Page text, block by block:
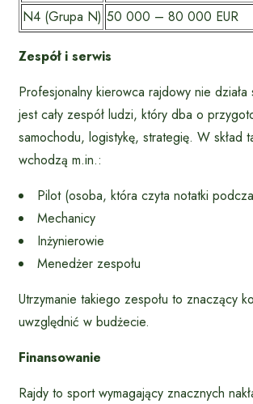
N4 (Grupa N) 50 000 – 80 000 EUR
Zespół i serwis
Profesjonalny kierowca rajdowy nie
jest cały zespół ludzi, który dba o
samochodu, logistykę, strategię. W skład
wchodzą m.in.:
Pilot (osoba, która czyta notatki
Mechanicy
Inżynierowie
Menedżer zespołu
Utrzymanie takiego zespołu to znaczący
uwzględnić w budżecie.
Finansowanie
Rajdy to sport wymagający znacznych